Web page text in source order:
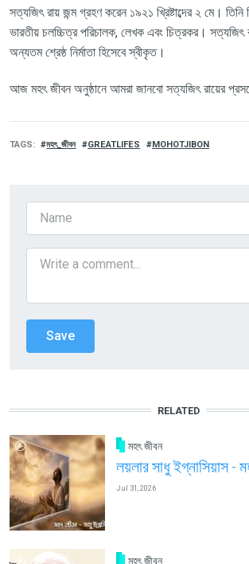
সত্যজিৎ রায় জন্ম গ্রহণ করেন ১৯২১ খ্রিষ্টাব্দের ২ মে। তিনি
ভারতীয় চলচ্চিত্র পরিচালক, লেখক এবং চিত্রকর। সত্যজিৎ
অন্যতম শ্রেষ্ঠ নির্মাতা হিসেবে স্বীকৃত।
আজ মহৎ জীবন অনুষ্ঠানে আমরা জানবো সত্যজিৎরায়ের
TAGS মহৎ_জীবন GREATLIFES MOHOTJIBON
RELATED
মহৎ জীবন
লয়লার সাধু ইগ্নাসিয়াস -
Jul 31, 2026
মহৎ জীবন